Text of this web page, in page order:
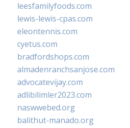
leesfamilyfoods.com
lewis-lewis-cpas.com
eleontennis.com
cyetus.com
bradfordshops.com
almadenranchsanjose.com
advocatevijay.com
adlibilimler2023.com
naswwebed.org
balithut-manado.org